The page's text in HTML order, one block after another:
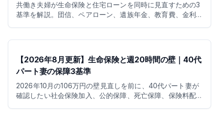
共働き夫婦が生命保険と住宅ローンを同時に見直すための3
基準を解説。団信、ペアローン、遺族年金、教育費、金利
【2026年8月更新】生命保険と週20時間の壁｜40代
パート妻の保障3基準
2026年10月の106万円の壁見直しを前に、40代パート妻が
確認したい社会保険加入、公的保障、死亡保障、保険料配